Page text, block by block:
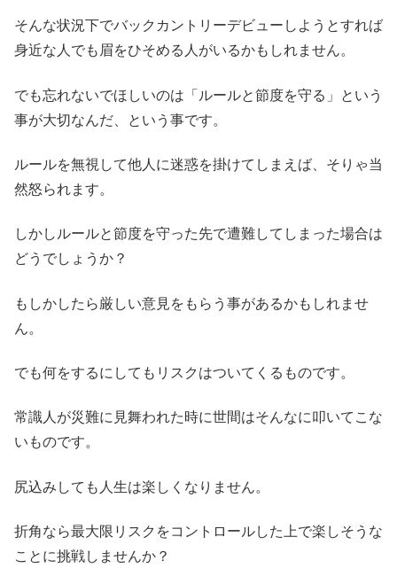
そんな状況下でバックカントリーデビューしようとすれば
身近な人でも眉をひそめる人がいるかもしれません。
でも忘れないでほしいのは「ルールと節度を守る」という
事が大切なんだ、という事です。
ルールを無視して他人に迷惑を掛けてしまえば、そりゃ当
然怒られます。
しかしルールと節度を守った先で遭難してしまった場合は
どうでしょうか？
もしかしたら厳しい意見をもらう事があるかもしれませ
ん。
でも何をするにしてもリスクはついてくるものです。
常識人が災難に見舞われた時に世間はそんなに叩いてこな
いものです。
尻込みしても人生は楽しくなりません。
折角なら最大限リスクをコントロールした上で楽しそうな
ことに挑戦しませんか？